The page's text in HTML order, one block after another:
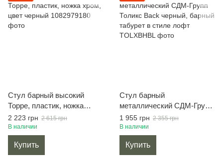
Стул барный высокий
Торре, пластик, ножка
хром, цвет черный
2 223 грн 2 615 грн
В наличии
Купить
Стул барный
металлический СДМ-Групп
Толикс Back черный,
барный табурет в стиле
лофт
1 955 грн 2 355 грн
В наличии
Купить